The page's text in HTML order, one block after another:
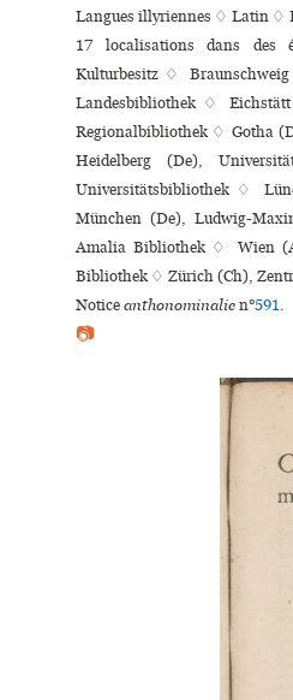
Langues illyriennes ♢ Latin ♢
17 localisations dans des
Kulturbesitz ♢
Landesbibliothek ♢
Regionalbibliothek ♢ Gotha
Heidelberg (De),
Universitätsbibliothek ♢
München (De), Ludwig-
Amalia Bibliothek ♢ Wien
Bibliothek ♢ Zürich (Ch),
Noticeanthonominalien°591.
📷